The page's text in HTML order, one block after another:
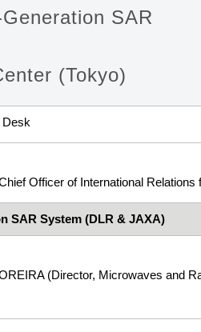
SAR
(Tokyo)
Desk
Officer of International
SAR System (DLR & JAXA)
(Director, Microwaves and